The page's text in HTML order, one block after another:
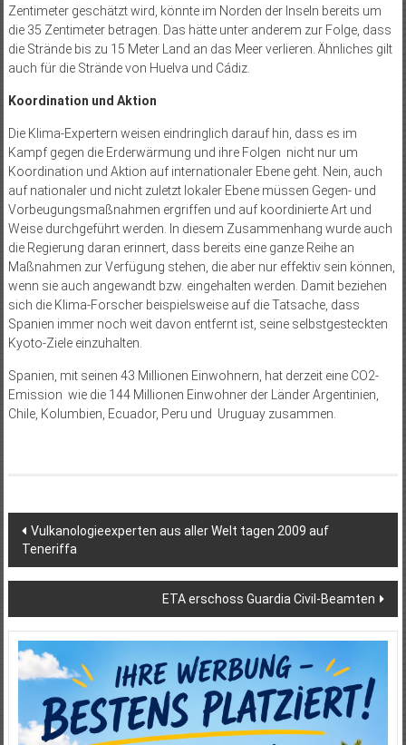
Zentimeter geschätzt wird, könnte im Norden der Inseln bereits um
die 35 Zentimeter betragen. Das hätte unter anderem zur Folge, dass
die Strände bis zu 15 Meter Land an das Meer verlieren. Ähnliches gilt
auch für die Strände von Huelva und Cádiz.
Koordination und Aktion
Die Klima-Expertern weisen eindringlich darauf hin, dass es im
Kampf gegen die Erderwärmung und ihre Folgen nicht nur um
Koordination und Aktion auf internationaler Ebene geht. Nein, auch
auf nationaler und nicht zuletzt lokaler Ebene müssen Gegen- und
Vorbeugungsmaßnahmen ergriffen und auf koordinierte Art und
Weise durchgeführt werden. In diesem Zusammenhang wurde auch
die Regierung daran erinnert, dass bereits eine ganze Reihe an
Maßnahmen zur Verfügung stehen, die aber nur effektiv sein können,
wenn sie auch angewandt bzw. eingehalten werden. Damit beziehen
sich die Klima-Forscher beispielsweise auf die Tatsache, dass
Spanien immer noch weit davon entfernt ist, seine selbstgesteckten
Kyoto-Ziele einzuhalten.
Spanien, mit seinen 43 Millionen Einwohnern, hat derzeit eine CO2-
Emission wie die 144 Millionen Einwohner der Länder Argentinien,
Chile, Kolumbien, Ecuador, Peru und Uruguay zusammen.
Beitragsnavigation
Vulkanologieexperten aus aller Welt tagen 2009 auf
Teneriffa
ETA erschoss Guardia Civil-Beamten